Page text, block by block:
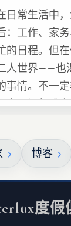
日常生活中
：工作、家
的日程。但
人世界——也
事情。不一
定要温馨难
博客
度假